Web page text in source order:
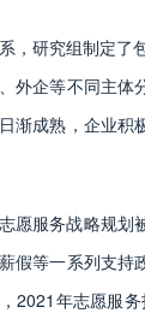
，研究组制定了
外企等不同主体
渐成熟，企业
愿服务战略规划
假等一系列支持
2021年志愿服